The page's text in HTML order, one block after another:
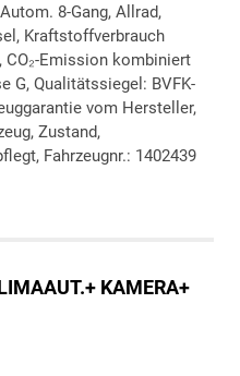
8-Gang, Allrad,
Kraftstoffverbrauch
CO₂-Emission kombiniert
G, Qualitätssiegel: BVFK-
vom Hersteller,
Zustand,
Fahrzeugnr.: 1402439
drucken
KAMERA+